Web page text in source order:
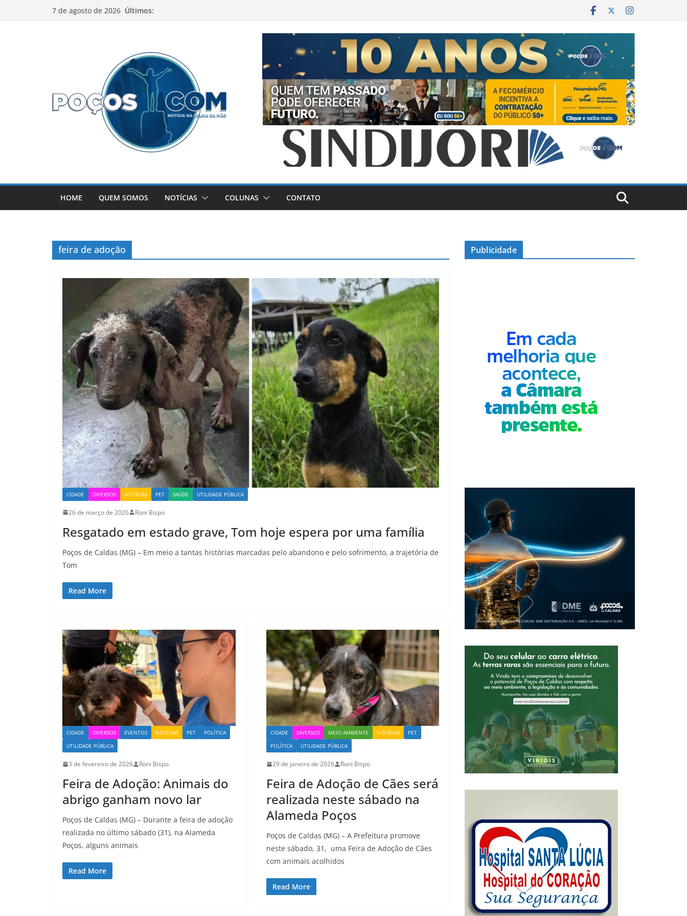
7 de agosto de 2026 Últimos:
HOME QUEM SOMOS NOTÍCIAS COLUNAS CONTATO
feira de adoção
CIDADE DIVERSOS NOTÍCIAS PET SAÚDE UTILIDADE PÚBLICA
26 de março de 2026 Roni Bispo
Resgatado em estado grave, Tom hoje espera por uma família
Poços de Caldas (MG) – Em meio a tantas histórias marcadas pelo abandono e pelo sofrimento, a trajetória de
Tom
Read More
CIDADE DIVERSOS EVENTOS NOTÍCIAS PET
POLÍTICA
UTILIDADE PÚBLICA
3 de fevereiro de 2026 Roni Bispo
Feira de Adoção: Animais do
abrigo ganham novo lar
Poços de Caldas (MG) – Durante a feira de adoção
realizada no último sábado (31), na Alameda
Poços, alguns animais
Read More
CIDADE DIVERSOS MEIO AMBIENTE NOTÍCIAS
PET
POLÍTICA
UTILIDADE PÚBLICA
29 de janeiro de 2026 Roni Bispo
Feira de Adoção de Cães será
realizada neste sábado na
Alameda Poços
Poços de Caldas (MG) – A Prefeitura promove
neste sábado, 31, uma Feira de Adoção de Cães
com animais acolhidos
Read More
Publicidade